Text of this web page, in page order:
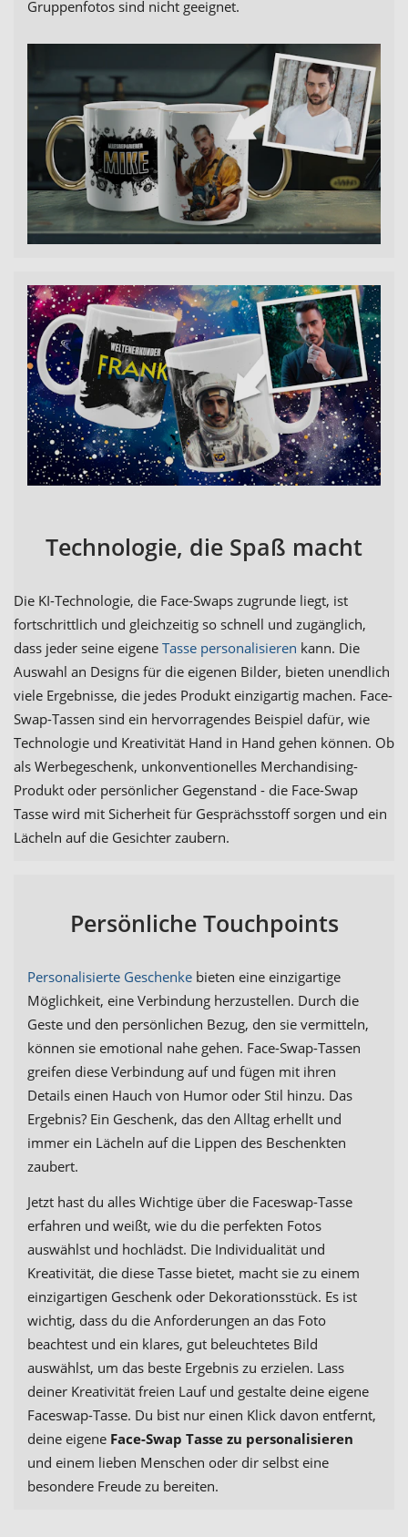
Gruppenfotos sind nicht geeignet.
Technologie, die Spaß macht
Die KI-Technologie, die Face-Swaps zugrunde liegt, ist
fortschrittlich und gleichzeitig so schnell und zugänglich,
dass jeder seine eigene Tasse personalisieren kann. Die
Auswahl an Designs für die eigenen Bilder, bieten unendlich
viele Ergebnisse, die jedes Produkt einzigartig machen. Face-
Swap-Tassen sind ein hervorragendes Beispiel dafür, wie
Technologie und Kreativität Hand in Hand gehen können. Ob
als Werbegeschenk, unkonventionelles Merchandising-
Produkt oder persönlicher Gegenstand - die Face-Swap
Tasse wird mit Sicherheit für Gesprächsstoff sorgen und ein
Lächeln auf die Gesichter zaubern.
Persönliche Touchpoints
Personalisierte Geschenke bieten eine einzigartige
Möglichkeit, eine Verbindung herzustellen. Durch die
Geste und den persönlichen Bezug, den sie vermitteln,
können sie emotional nahe gehen. Face-Swap-Tassen
greifen diese Verbindung auf und fügen mit ihren
Details einen Hauch von Humor oder Stil hinzu. Das
Ergebnis? Ein Geschenk, das den Alltag erhellt und
immer ein Lächeln auf die Lippen des Beschenkten
zaubert.
Jetzt hast du alles Wichtige über die Faceswap-Tasse
erfahren und weißt, wie du die perfekten Fotos
auswählst und hochlädst. Die Individualität und
Kreativität, die diese Tasse bietet, macht sie zu einem
einzigartigen Geschenk oder Dekorationsstück. Es ist
wichtig, dass du die Anforderungen an das Foto
beachtest und ein klares, gut beleuchtetes Bild
auswählst, um das beste Ergebnis zu erzielen. Lass
deiner Kreativität freien Lauf und gestalte deine eigene
Faceswap-Tasse. Du bist nur einen Klick davon entfernt,
deine eigene Face-Swap Tasse zu personalisieren
und einem lieben Menschen oder dir selbst eine
besondere Freude zu bereiten.